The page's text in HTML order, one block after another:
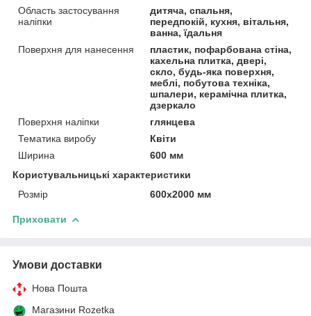
Область застосування
наліпки
дитяча, спальня,
передпокій, кухня, вітальня,
ванна, їдальня
Поверхня для нанесення
пластик, пофарбована стіна,
кахельна плитка, двері,
скло, будь-яка поверхня,
меблі, побутова техніка,
шпалери, керамічна плитка,
дзеркало
Поверхня наліпки
глянцева
Тематика виробу
Квіти
Ширина
600 мм
Користувальницькі характеристики
Розмір
600х2000 мм
Приховати
Умови доставки
Нова Пошта
Магазини Rozetka